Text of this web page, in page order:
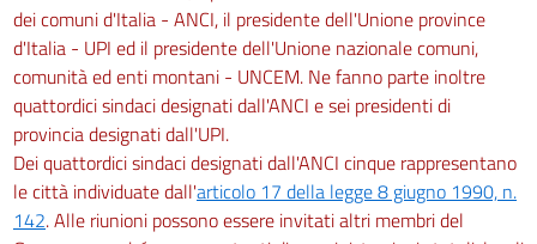
dei comuni d'Italia - ANCI, il presidente dell'Unione province
d'Italia - UPI ed il presidente dell'Unione nazionale comuni,
comunità ed enti montani - UNCEM. Ne fanno parte inoltre
quattordici sindaci designati dall'ANCI e sei presidenti di
provincia designati dall'UPI.
Dei quattordici sindaci designati dall'ANCI cinque rappresentano
le città individuate dall'articolo 17 della legge 8 giugno 1990, n.
142. Alle riunioni possono essere invitati altri membri del